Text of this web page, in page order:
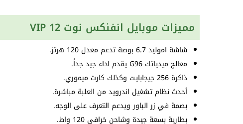
مميزات موبايل انفنكس نوت 12 VIP
شاشة اموليد 6.7 بوصة تدعم معدل 120 هرتز.
معالج ميدياتك G96 يقدم اداء جيد جداً.
ذاكرة 256 جيجابايت وكذلك كارت ميموري.
أحدث نظام تشغيل اندرويد من العلبة مباشرة.
بصمة في زر الباور ويدعم التعرف على الوجه.
بطارية بسعة جيدة وشاحن خرافي 120 واط.